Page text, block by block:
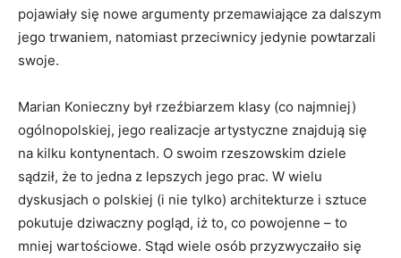
pojawiały się nowe argumenty przemawiające za dalszym
jego trwaniem, natomiast przeciwnicy jedynie powtarzali
swoje.
Marian Konieczny był rzeźbiarzem klasy (co najmniej)
ogólnopolskiej, jego realizacje artystyczne znajdują się
na kilku kontynentach. O swoim rzeszowskim dziele
sądził, że to jedna z lepszych jego prac. W wielu
dyskusjach o polskiej (i nie tylko) architekturze i sztuce
pokutuje dziwaczny pogląd, iż to, co powojenne – to
mniej wartościowe. Stąd wiele osób przyzwyczaiło się